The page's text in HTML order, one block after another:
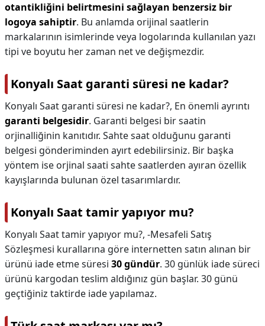
otantikliğini belirtmesini sağlayan benzersiz bir
logoya sahiptir. Bu anlamda orijinal saatlerin
markalarının isimlerinde veya logolarında kullanılan yazı
tipi ve boyutu her zaman net ve değişmezdir.
Konyalı Saat garanti süresi ne kadar?
Konyalı Saat garanti süresi ne kadar?, En önemli ayrıntı
garanti belgesidir. Garanti belgesi bir saatin
orjinalliğinin kanıtıdır. Sahte saat olduğunu garanti
belgesi gönderiminden ayırt edebilirsiniz. Bir başka
yöntem ise orjinal saati sahte saatlerden ayıran özellik
kayışlarında bulunan özel tasarımlardır.
Konyalı Saat tamir yapıyor mu?
Konyalı Saat tamir yapıyor mu?, -Mesafeli Satış
Sözleşmesi kurallarına göre internetten satın alınan bir
ürünü iade etme süresi 30 gündür. 30 günlük iade süreci
ürünü kargodan teslim aldığınız gün başlar. 30 günü
geçtiğiniz taktirde iade yapılamaz.